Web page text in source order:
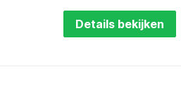
Details bekijken